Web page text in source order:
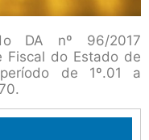
DA nº 96/2017
Fiscal do Estado de
de 1º.01 a